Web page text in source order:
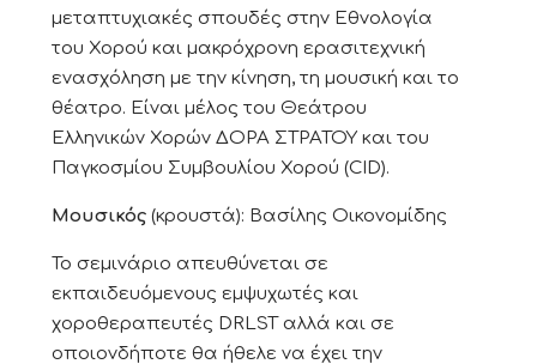
μεταπτυχιακές σπουδές στην Εθνολογία
του Χορού και μακρόχρονη ερασιτεχνική
ενασχόληση με την κίνηση, τη μουσική και το
θέατρο. Είναι μέλος του Θεάτρου
Ελληνικών Χορών ΔΟΡΑ ΣΤΡΑΤΟΥ και του
Παγκοσμίου Συμβουλίου Χορού (CID).
Μουσικός (κρουστά): Βασίλης Οικονομίδης
Το σεμινάριο απευθύνεται σε
εκπαιδευόμενους εμψυχωτές και
χοροθεραπευτές DRLST αλλά και σε
οποιονδήποτε θα ήθελε να έχει την